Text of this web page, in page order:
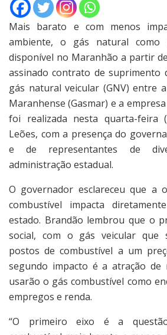
Mais barato e com menos
ambiente, o gás natural como
disponível no Maranhão a partir
assinado contrato de suprimento
gás natural veicular (GNV) entre
Maranhense (Gasmar) e a
foi realizada nesta quarta-feira
Leões, com a presença do
e de representantes de
administração estadual.
O governador esclareceu que a
combustível impacta
estado. Brandão lembrou que o
social, com o gás veicular que
postos de combustível a um
segundo impacto é a atração de
usarão o gás combustível como
empregos e renda.
“O primeiro eixo é a